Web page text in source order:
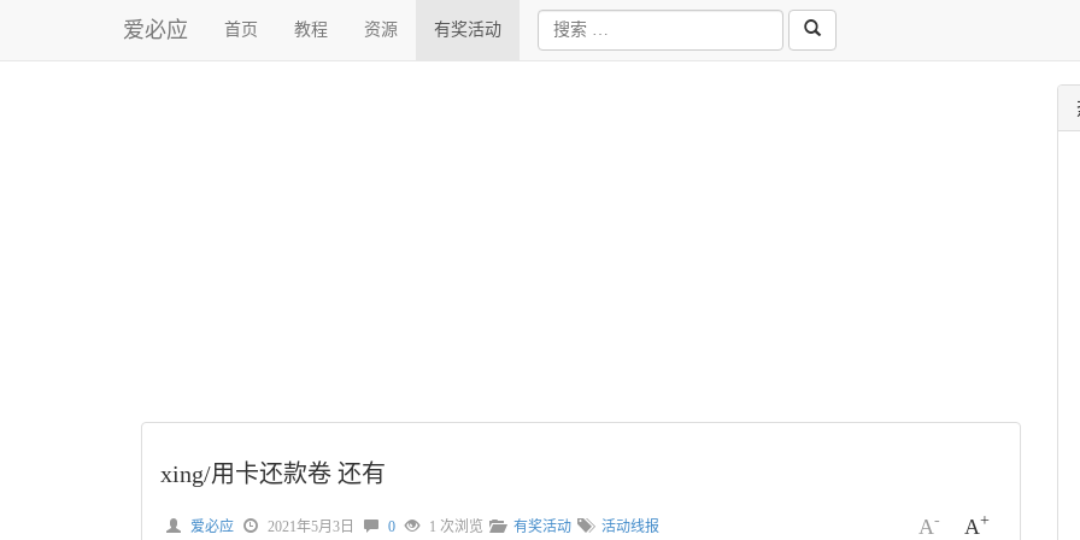
爱必应 首页 教程 资源 有奖活动
xing/用卡还款卷 还有
A- A+
爱必应 2021年5月3日 0 1 次浏览 有奖活动 活动线报